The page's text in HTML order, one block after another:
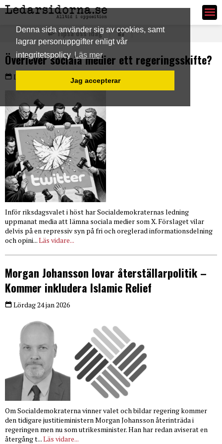
Denna sida använder sig av cookies, samt
lagrar personuppgifter enligt vår
integritetspolicy Läs mer
Jag accepterar
Ledarsidorna.se
Tipsa oss idag
Överlever sociala medier ett regeringsskifte?
Lördag 31 jan 2026
Inför riksdagsvalet i höst har Socialdemokraternas ledning
uppmanat media att lämna sociala medier som X. Förslaget vilar
delvis på en repressiv syn på fri och oreglerad informationsdelning
och opini...Läs vidare...
Morgan Johansson lovar återställarpolitik –
Kommer inkludera Islamic Relief
Lördag 24 jan 2026
Om Socialdemokraterna vinner valet och bildar regering kommer
den tidigare justitieministern Morgan Johansson återinträda i
regeringen men nu som utrikesminister. Han har redan aviserat en
återgång t...Läs vidare...